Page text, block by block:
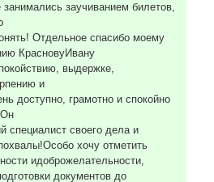
заучиванием билетов,
Отдельное спасибо моему
КрасновуИвану
выдержке,
и
доступно, грамотно и спокойно
специалист своего дела и
хочу отметить
идоброжелательности,
документов до